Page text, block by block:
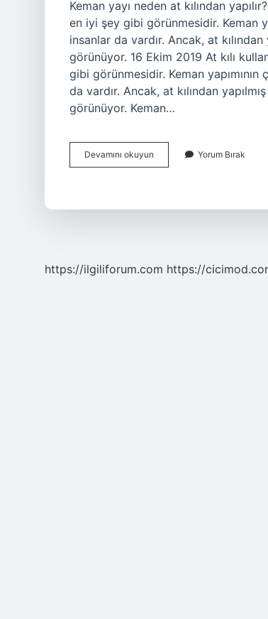
Keman yayı neden at kılından
en iyi şey gibi görünmesidir. Keman
insanlar da vardır. Ancak, at
görünüyor. 16 Ekim 2019 At kılı
gibi görünmesidir. Keman
da vardır. Ancak, at kılından
görünüyor. Keman…
Devamını okuyun
Yayı
Yorum Bırak
https://ilgiliforum.com https://